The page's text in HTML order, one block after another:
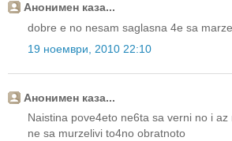
Анонимен каза...
dobre e no nesam saglasna 4e sa
19 ноември, 2010 22:10
Анонимен каза...
Naistina pove4eto ne6ta sa verni no i az
ne sa murzelivi to4no obratnoto